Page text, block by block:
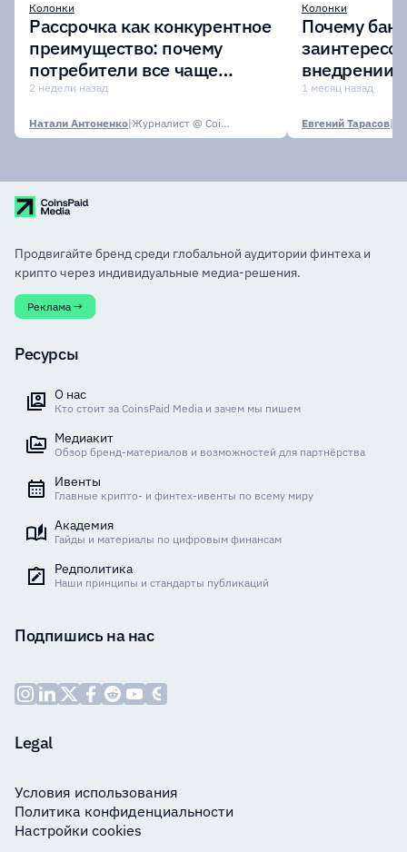
Колонки
Рассрочка как конкурентное
преимущество: почему
потребители все чаще
выбирают оплату частями?
2 недели назад
Натали Антоненко| Журналист @ CoinsPaid Media
Колонки
Почему
внедрении
депозитов
1 месяц назад
Евгений Тарасов|
Продвигайте бренд среди глобальной аудитории финтеха и
крипто через индивидуальные медиа-решения.
Реклама →
Ресурсы
О нас
Кто стоит за CoinsPaid Media и зачем мы пишем
Медиакит
Обзор бренд-материалов и возможностей для партнёрства
Ивенты
Главные крипто- и финтех-ивенты по всему миру
Академия
Гайды и материалы по цифровым финансам
Редполитика
Наши принципы и стандарты публикаций
Подпишись на нас
Legal
Условия использования
Политика конфиденциальности
Настройки cookies